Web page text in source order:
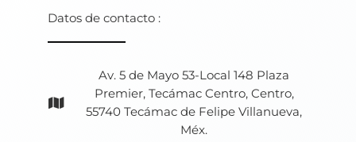
Datos de contacto :
Av. 5 de Mayo 53-Local 148 Plaza
Premier, Tecámac Centro, Centro,
55740 Tecámac de Felipe Villanueva,
Méx.